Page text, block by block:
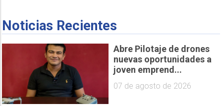
Noticias Recientes
Abre Pilotaje de drones
nuevas oportunidades a
joven emprend...
07 de agosto de 2026